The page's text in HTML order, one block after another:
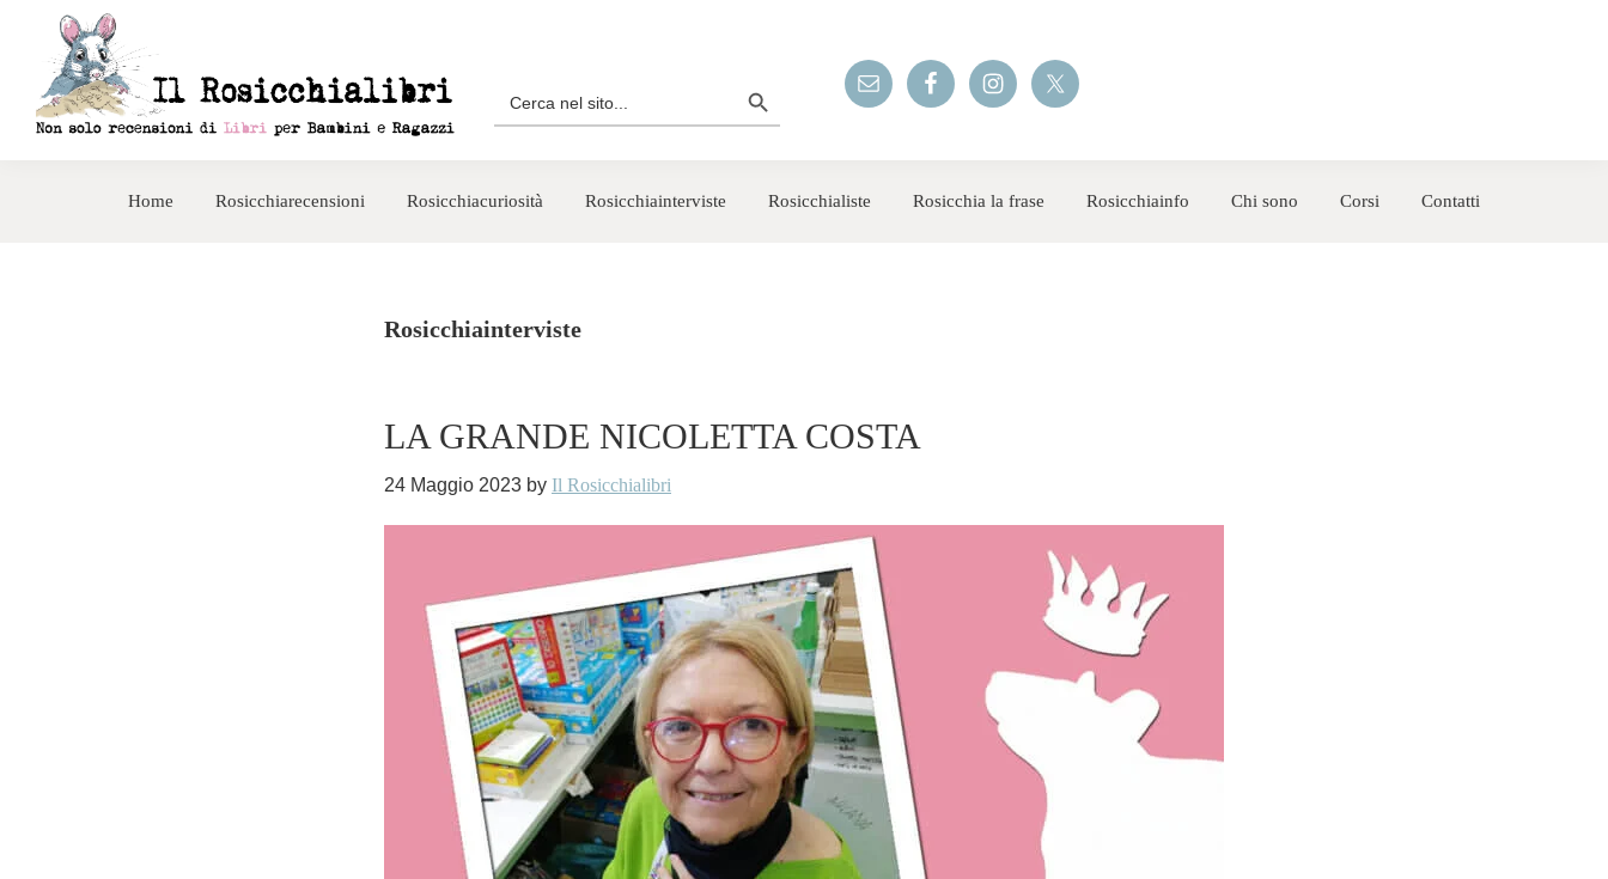
navigazione
primaria
contenuto
principale
Search
for:
Home Rosicchiarecensioni Rosicchiacuriosità Rosicchiainterviste Rosicchialiste Rosicchia la frase Rosicchiainfo Chi sono Corsi Contatti
Rosicchiainterviste
LA GRANDE NICOLETTA COSTA
24 Maggio 2023 by Il Rosicchialibri